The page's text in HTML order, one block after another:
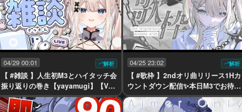
04/29 00:01 解析
【 #雑談 】人生初M3とハイタッチ会
振り返りの巻き【yayamugi】【VTu
ber】
04/25 23:02 解析
【 #歌枠 】2ndオリ曲リリース1Hカ
ウントダウン配信✨本日M3でお待ち
してます✨ 【yayamugi】【VTube
r】